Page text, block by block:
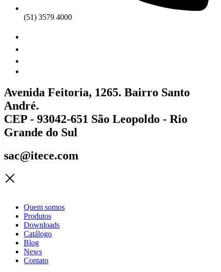
(51) 3579 4000
Avenida Feitoria, 1265. Bairro Santo
André.
CEP - 93042-651 São Leopoldo - Rio
Grande do Sul
sac@itece.com
Quem somos
Produtos
Downloads
Catálogo
Blog
News
Contato